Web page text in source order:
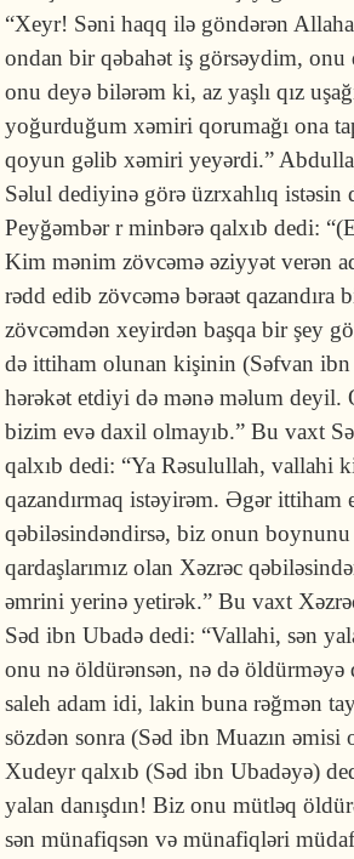
“Xeyr! Səni haqq ilə göndərən
ondan bir qəbahət iş görsəydim, onu
onu de­yə bilərəm ki, az yaşlı qız
yoğur­duğum xəmiri qo­ru­ma­ğı ona
qoyun gəlib xəmiri yeyərdi.”
Səlul dedi­yinə görə üzrxahlıq istəsin
Peyğəmbər r minbərə qal­xıb dedi:
Kim mənim zövcəmə əziyyət verən
rədd edib zövcəmə bəraət qazandıra
zövcəm­dən xeyirdən başqa bir şey
də ittiham olunan ki­şi­nin (Səfvan
hərəkət etdiyi də mənə məlum deyil.
bizim evə daxil ol­mayıb.” Bu vaxt
qalxıb dedi: “Ya Rəsulullah, vallahi
qazandırmaq istəyirəm. Əgər ittiham
qəbilə­sindəndirsə, biz onun
qar­daşlarımız olan Xəzrəc
əm­rini yerinə yeti­rək.” Bu vaxt
Səd ibn Ubadə dedi: “Vallahi, sən
onu nə öldürənsən, nə də
sa­leh adam idi, lakin buna rəğmən
sözdən sonra (Səd ibn Mu­azın
Xudeyr qalxıb (Səd ibn Ubadəyə)
yalan danış­dın! Biz onu mütləq
sən mü­na­fiq­sən və müna­fiqləri